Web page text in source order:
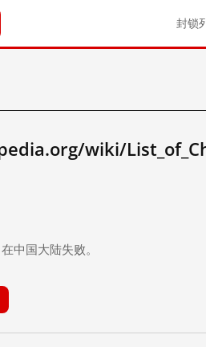
封锁
wiki/
中国大陆失败。